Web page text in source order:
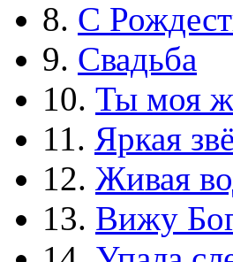
8. С
9. Свадьба
10. Ты моя
11. Яркая
12. Живая
13. Вижу